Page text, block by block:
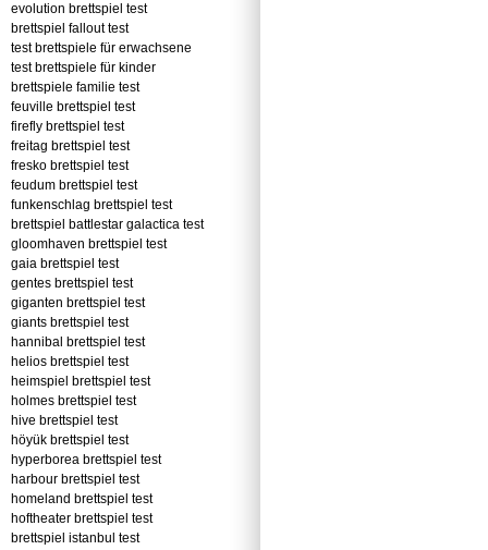
evolution brettspiel test
brettspiel fallout test
test brettspiele für erwachsene
test brettspiele für kinder
brettspiele familie test
feuville brettspiel test
firefly brettspiel test
freitag brettspiel test
fresko brettspiel test
feudum brettspiel test
funkenschlag brettspiel test
brettspiel battlestar galactica test
gloomhaven brettspiel test
gaia brettspiel test
gentes brettspiel test
giganten brettspiel test
giants brettspiel test
hannibal brettspiel test
helios brettspiel test
heimspiel brettspiel test
holmes brettspiel test
hive brettspiel test
höyük brettspiel test
hyperborea brettspiel test
harbour brettspiel test
homeland brettspiel test
hoftheater brettspiel test
brettspiel istanbul test